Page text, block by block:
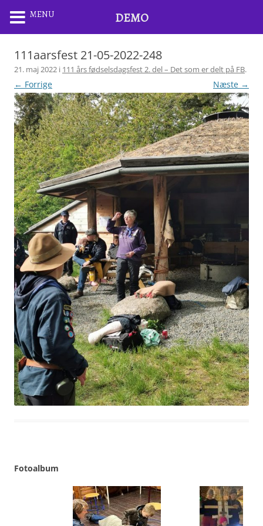
111aarsfest 21-05-2022-248
21. maj 2022 i 111 års fødselsdagsfest 2. del – Det som er delt på FB.
← Forrige Næste →
Fotoalbum
MENU DEMO